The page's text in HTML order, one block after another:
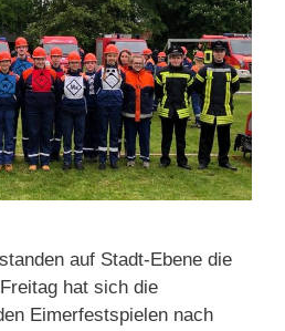
auf Stadt-Ebene die
hat sich die
Eimerfestspielen nach